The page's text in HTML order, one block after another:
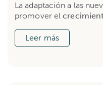
La adaptación a las
promover el
Leer más